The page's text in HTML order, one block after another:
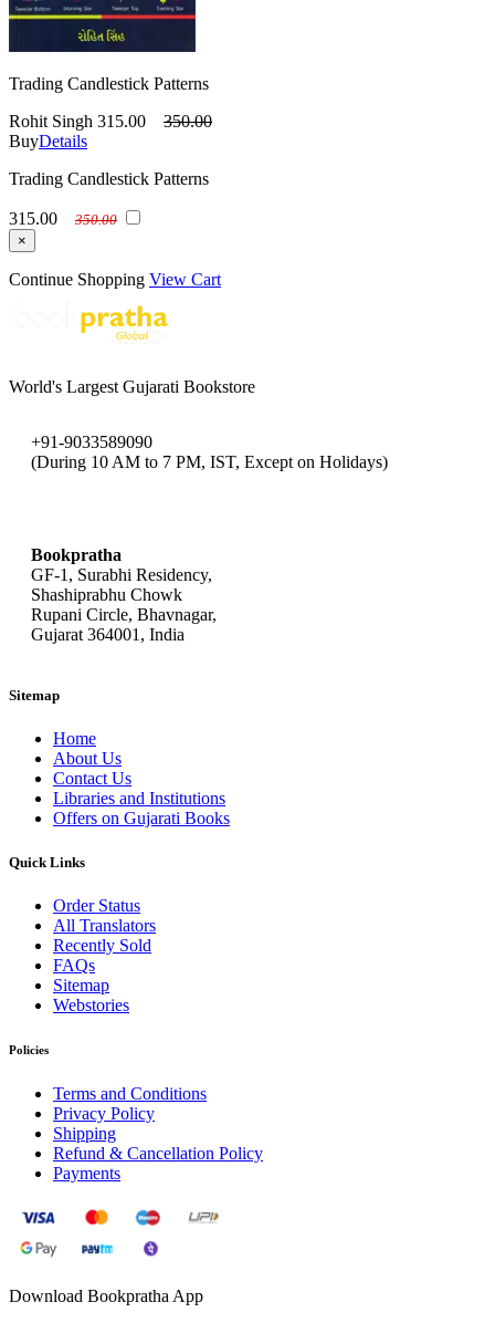
Trading Candlestick Patterns
Rohit Singh 315.00
350.00
BuyDetails
Trading Candlestick Patterns
315.00
350.00
×
Continue Shopping View Cart
World's Largest Gujarati Bookstore
+91-9033589090
(During 10 AM to 7 PM, IST, Except on Holidays)
Bookpratha
GF-1, Surabhi Residency,
Shashiprabhu Chowk
Rupani Circle, Bhavnagar,
Gujarat 364001, India
Sitemap
Home
About Us
Contact Us
Libraries and Institutions
Offers on Gujarati Books
Quick Links
Order Status
All Translators
Recently Sold
FAQs
Sitemap
Webstories
Policies
Terms and Conditions
Privacy Policy
Shipping
Refund & Cancellation Policy
Payments
Download Bookpratha App